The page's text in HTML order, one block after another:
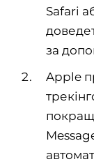
Safari
за
Apple